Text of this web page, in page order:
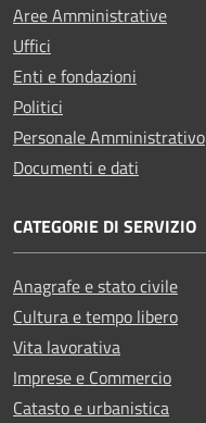
Aree Amministrative
Uffici
Enti e fondazioni
Politici
Personale Amministrativo
Documenti e dati
CATEGORIE DI SERVIZIO
Anagrafe e stato civile
Cultura e tempo libero
Vita lavorativa
Imprese e Commercio
Catasto e urbanistica